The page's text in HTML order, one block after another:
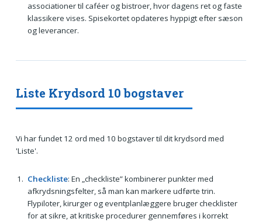
associationer til caféer og bistroer, hvor dagens ret og faste
klassikere vises. Spisekortet opdateres hyppigt efter sæson
og leverancer.
Liste Krydsord 10 bogstaver
Vi har fundet 12 ord med 10 bogstaver til dit krydsord med
'Liste'.
Checkliste: En „checkliste” kombinerer punkter med
afkrydsningsfelter, så man kan markere udførte trin.
Flypiloter, kirurger og eventplanlæggere bruger checklister
for at sikre, at kritiske procedurer gennemføres i korrekt